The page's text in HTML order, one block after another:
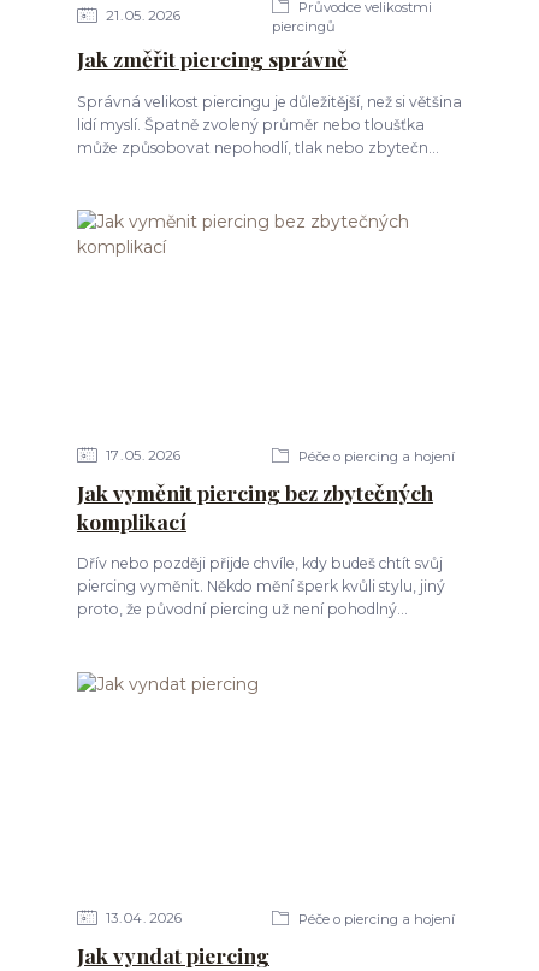
21 05 2026
Průvodce velikostmi
piercingů
Jak změřit piercing správně
Správná velikost piercingu je důležitější, než si většina
lidí myslí. Špatně zvolený průměr nebo tloušťka
může způsobovat nepohodlí, tlak nebo zbytečn...
17 05 2026 Péče o piercing a hojení
Jak vyměnit piercing bez zbytečných
komplikací
Dřív nebo později přijde chvíle, kdy budeš chtít svůj
piercing vyměnit. Někdo mění šperk kvůli stylu, jiný
proto, že původní piercing už není pohodlný...
13 04 2026 Péče o piercing a hojení
Jak vyndat piercing